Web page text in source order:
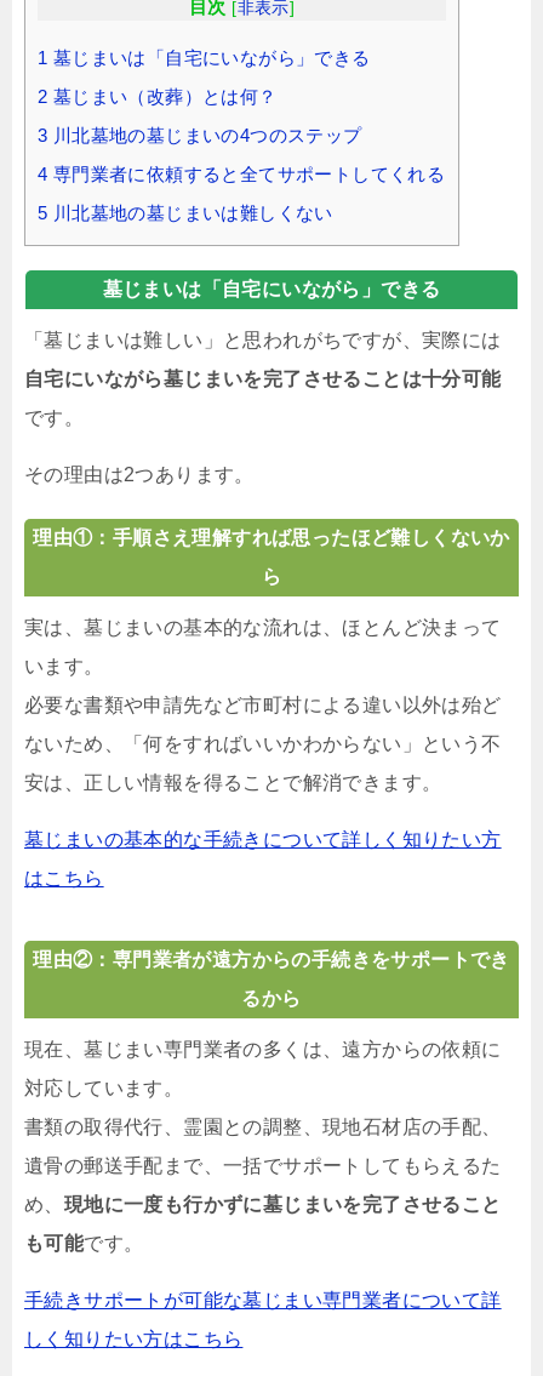
目次 [非表示]
1 墓じまいは「自宅にいながら」できる
2 墓じまい（改葬）とは何？
3 川北墓地の墓じまいの4つのステップ
4 専門業者に依頼すると全てサポートしてくれる
5 川北墓地の墓じまいは難しくない
墓じまいは「自宅にいながら」できる
「墓じまいは難しい」と思われがちですが、実際には
自宅にいながら墓じまいを完了させることは十分可能
です。
その理由は2つあります。
理由①：手順さえ理解すれば思ったほど難しくないか
ら
実は、墓じまいの基本的な流れは、ほとんど決まって
います。
必要な書類や申請先など市町村による違い以外は殆ど
ないため、「何をすればいいかわからない」という不
安は、正しい情報を得ることで解消できます。
墓じまいの基本的な手続きについて詳しく知りたい方
はこちら
理由②：専門業者が遠方からの手続きをサポートでき
るから
現在、墓じまい専門業者の多くは、遠方からの依頼に
対応しています。
書類の取得代行、霊園との調整、現地石材店の手配、
遺骨の郵送手配まで、一括でサポートしてもらえるた
め、 現地に一度も行かずに墓じまいを完了させること
も可能です。
手続きサポートが可能な墓じまい専門業者について詳
しく知りたい方はこちら